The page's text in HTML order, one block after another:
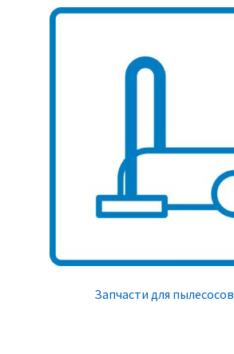
Запчасти для пылесосов